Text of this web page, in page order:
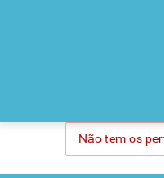
Não tem os